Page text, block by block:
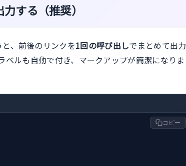
する（推奨）
、前後のリンクを1回の呼び出しでまとめて出力
ベルも自動で付き、マークアップが簡潔になりま
コピー